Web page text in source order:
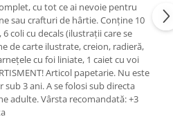
cu tot ce ai nevoie pentru
sau crafturi de hârtie. Conține 10
coli cu decals (ilustrații care se
de carte ilustrate, creion, radieră,
cu foi liniate, 1 caiet cu voi
Articol papetarie. Nu este
3 ani. A se folosi sub directa
adulte. Vârsta recomandată: +3